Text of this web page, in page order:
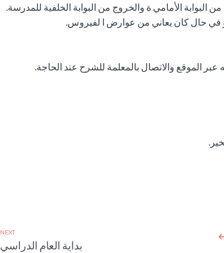
البوابة الأمامي ة والخروج من البوابة الخلفية للمدرسة.
الموقع والاتصال بالمعلمة للشرح عند الحاجة.
NEXT
بداية العام الدراسي